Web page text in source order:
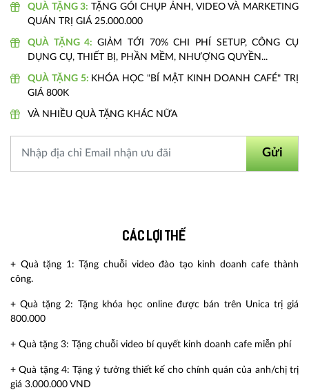
QUÀ TẶNG 3: TẶNG GÓI CHỤP ẢNH, VIDEO VÀ MARKETING
QUÁN TRỊ GIÁ 25.000.000
QUÀ TẶNG 4:GIẢM TỚI 70% CHI PHÍ SETUP, CÔNG CỤ
DỤNG CỤ, THIẾT BỊ, PHẦN MỀM, NHƯỢNG QUYỀN...
QUÀ TẶNG 5: KHÓA HỌC "BÍ MẬT KINH DOANH CAFÉ" TRỊ
GIÁ 800K
VÀ NHIỀU QUÀ TẶNG KHÁC NỮA
Gửi
Các lợi thế
+ Quà tặng 1: Tặng chuỗi video đào tạo kinh doanh cafe thành
công.
+ Quà tặng 2: Tặng khóa học online được bán trên Unica trị giá
800.000
+ Quà tặng 3: Tặng chuỗi video bí quyết kinh doanh cafe miễn phí
+ Quà tặng 4: Tặng ý tưởng thiết kế cho chính quán của anh/chị trị
giá 3.000.000 VND